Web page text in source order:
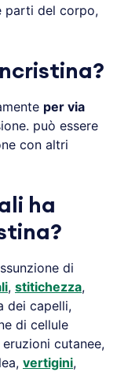
parti del corpo,
per via
può essere
con altri
ha
di
, stitichezza,
dei capelli,
di cellule
cutanee,
vertigini,